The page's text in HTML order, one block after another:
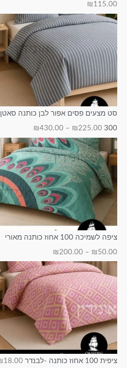
₪ 115.00
₪
1
1
5
.
0
סט מצעים פסים אפור לבן כותנה סאטן
300
₪ 225.00
–
₪430.00
ד
₪
4
3
0
.
0
ציפה לשמיכה 100 אחוז כותנה מאורי
₪ 50.00
–
₪ 200.00
₪
2
0
0
.
0
ציפית 100 אחוז כותנה -לבנדר
18.00
₪
6
3
.
0
0
₪
1
9
5
.
0